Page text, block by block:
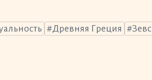
Древняя Греция
Зевс